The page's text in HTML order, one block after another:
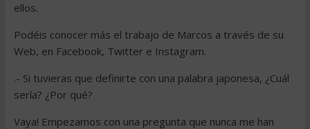
ellos.
Podéis conocer más el trabajo de Marcos a través de su
Web, en Facebook, Twitter e Instagram.
.- Si tuvieras que definirte con una palabra japonesa, ¿Cuál
sería? ¿Por qué?
Vaya! Empezamos con una pregunta que nunca me han